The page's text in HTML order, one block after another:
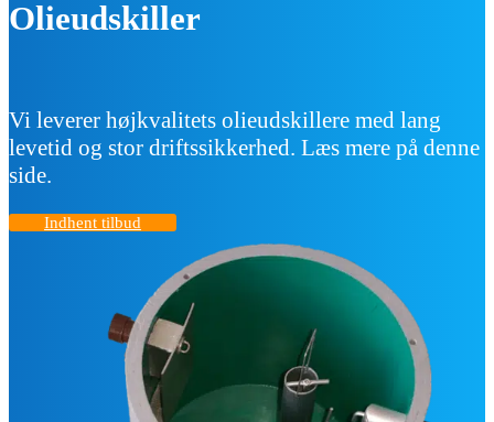
Olieudskiller
Vi leverer højkvalitets olieudskillere med lang
levetid og stor driftssikkerhed. Læs mere på denne
side.
Indhent tilbud